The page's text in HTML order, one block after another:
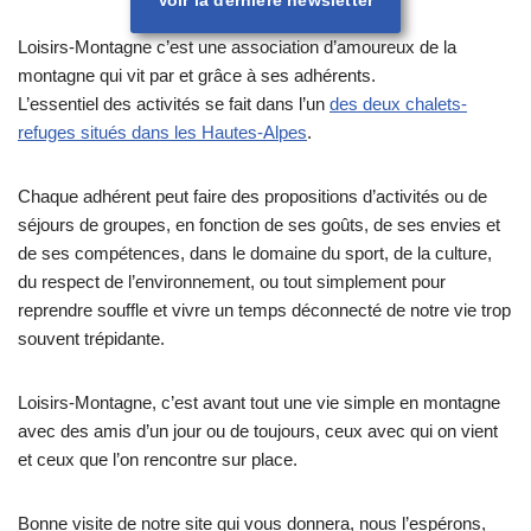
Loisirs-Montagne c’est une association d’amoureux de la
montagne qui vit par et grâce à ses adhérents.
L’essentiel des activités se fait dans l’un des deux chalets-
refuges situés dans les Hautes-Alpes.
Chaque adhérent peut faire des propositions d’activités ou de
séjours de groupes, en fonction de ses goûts, de ses envies et
de ses compétences, dans le domaine du sport, de la culture,
du respect de l’environnement, ou tout simplement pour
reprendre souffle et vivre un temps déconnecté de notre vie trop
souvent trépidante.
Loisirs-Montagne, c’est avant tout une vie simple en montagne
avec des amis d’un jour ou de toujours, ceux avec qui on vient
et ceux que l’on rencontre sur place.
Bonne visite de notre site qui vous donnera, nous l’espérons,